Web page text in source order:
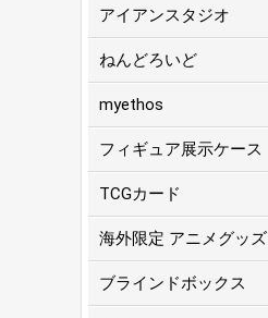
アイアンスタジオ
ねんどろいど
myethos
フィギュア展示ケース
TCGカード
海外限定 アニメグッズ
ブラインドボックス